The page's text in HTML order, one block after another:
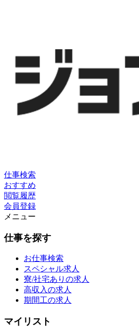
仕事検索
おすすめ
閲覧履歴
会員登録
メニュー
仕事を探す
お仕事検索
スペシャル求人
寮/社宅ありの求人
高収入の求人
期間工の求人
マイリスト